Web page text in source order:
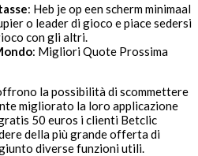
: Heb je op een scherm minimaal
o leader di gioco e piace sedersi
con gli altri.
: Migliori Quote Prossima
la possibilità di scommettere
migliorato la loro applicazione
50 euros i clienti Betclic
della più grande offerta di
diverse funzioni utili.